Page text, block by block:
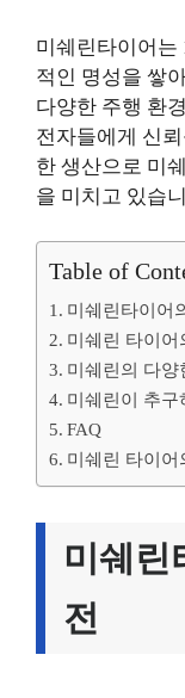
미쉐린타이어는
적인 명성을 쌓
다양한 주행 환
전자들에게 신
한 생산으로 미
을 미치고 있습
Table of
미쉐린타이어
미쉐린 타이어
미쉐린의 다양
미쉐린이 추구
FAQ
미쉐린 타이
미쉐린
전